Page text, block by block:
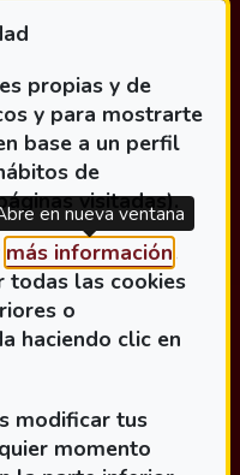
propias y de
y para mostrarte
base a un perfil
de
visitadas).
más información(Abre
.
todas las cookies
o
haciendo clic en
modificar tus
momento
en nueva ventana
obra sigue la
una...
días para